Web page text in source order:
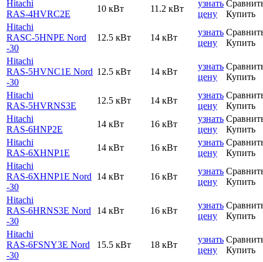
Hitachi
RAS-4HVRC2E
10 кВт 11.2 кВт
узнать
цену
Купить
Hitachi
RASC-5HNPE Nord
-30
12.5 кВт 14 кВт
узнать
цену
Купить
Hitachi
RAS-5HVNC1E Nord
-30
12.5 кВт 14 кВт
узнать
цену
Купить
Hitachi
RAS-5HVRNS3E
12.5 кВт 14 кВт
узнать
цену
Купить
Hitachi
RAS-6HNP2E
14 кВт 16 кВт
узнать
цену
Купить
Hitachi
RAS-6XHNP1E
14 кВт 16 кВт
узнать
цену
Купить
Hitachi
RAS-6XHNP1E Nord
-30
14 кВт 16 кВт
узнать
цену
Купить
Hitachi
RAS-6HRNS3E Nord
-30
14 кВт 16 кВт
узнать
цену
Купить
Hitachi
RAS-6FSNY3E Nord
-30
15.5 кВт 18 кВт
узнать
цену
Купить